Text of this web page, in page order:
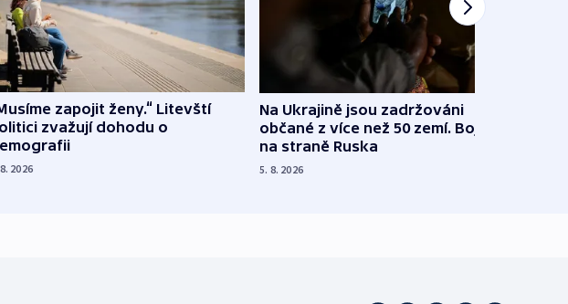
zapojit ženy.“ Litevští
zvažují dohodu o
2026
Na Ukrajině jsou zadržováni
občané z více než 50 zemí. Bojovali
na straně Ruska
5. 8. 2026